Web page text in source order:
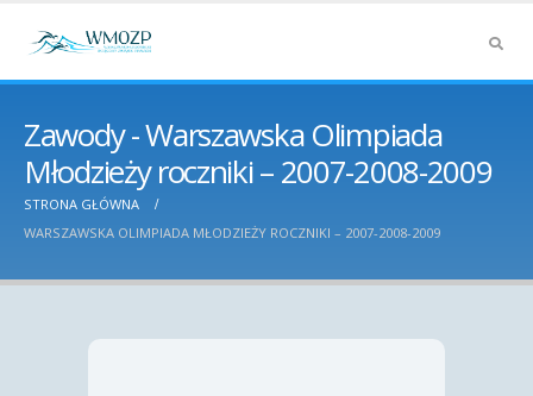
Zawody - Warszawska Olimpiada
Młodzieży roczniki – 2007-2008-2009
STRONA GŁÓWNA
WARSZAWSKA OLIMPIADA MŁODZIEŻY ROCZNIKI – 2007-2008-2009